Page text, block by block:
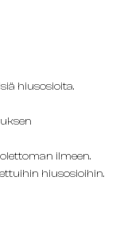
hiusosioita.
ilmeen.
hiusosioihin.